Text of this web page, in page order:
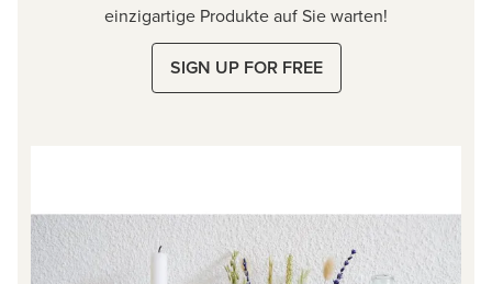
einzigartige Produkte auf Sie warten!
SIGN UP FOR FREE